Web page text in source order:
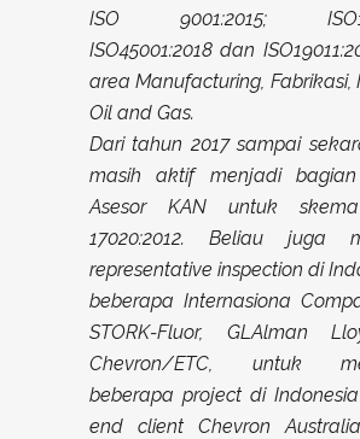
ISO 9001:2015;
ISO45001:2018 dan
area Manufacturing, Fabrikasi,
Oil and Gas.
Dari tahun 2017 sampai
masih aktif menjadi
Asesor KAN untuk
17020:2012. Beliau juga
representative inspection di
beberapa Internasiona
STORK-Fluor, GLAlman
Chevron/ETC, untuk
beberapa project di
end client Chevron